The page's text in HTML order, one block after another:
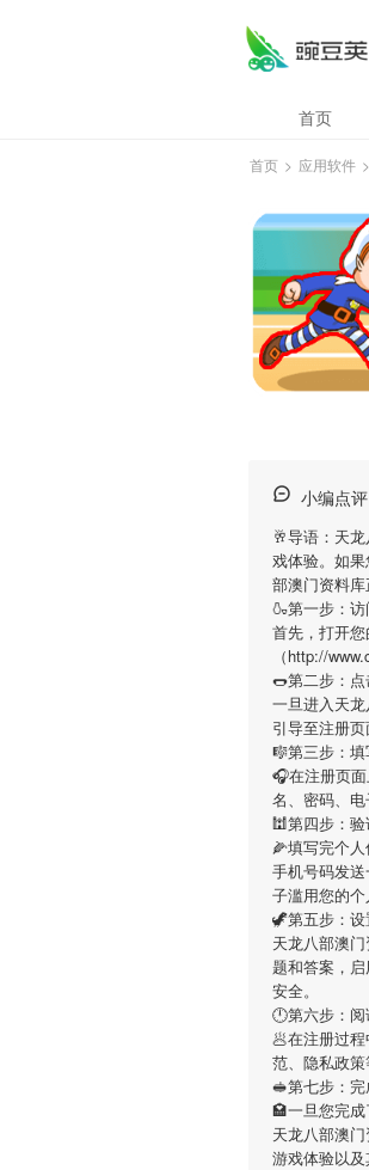
首页
首页 > 应用软件 >
小编点评
🥂导语： 天
戏体验。如果
部澳门资料库
🍶第一步：
首先，打开
（http://
🌭第二步：
一旦进入 天
引导至注册页
🎼第三步：
🎧在注册页
名、密码、
🕍第四步：
🌽填写完个人
手机号码发
子滥用您的个
🦖第五步：
天龙八部澳
题和答案，
安全。
🕛第六步：
🥟在注册过程
范、隐私政
🥪第七步：
🏩一旦您完
天龙八部澳
游戏体验以